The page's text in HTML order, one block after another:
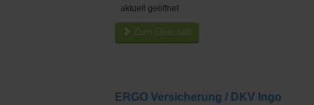
aktuell geöffnet
Zum Geschäft
ERGO Versicherung / DKV Ingo